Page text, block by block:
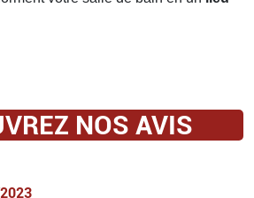
NOS AVIS